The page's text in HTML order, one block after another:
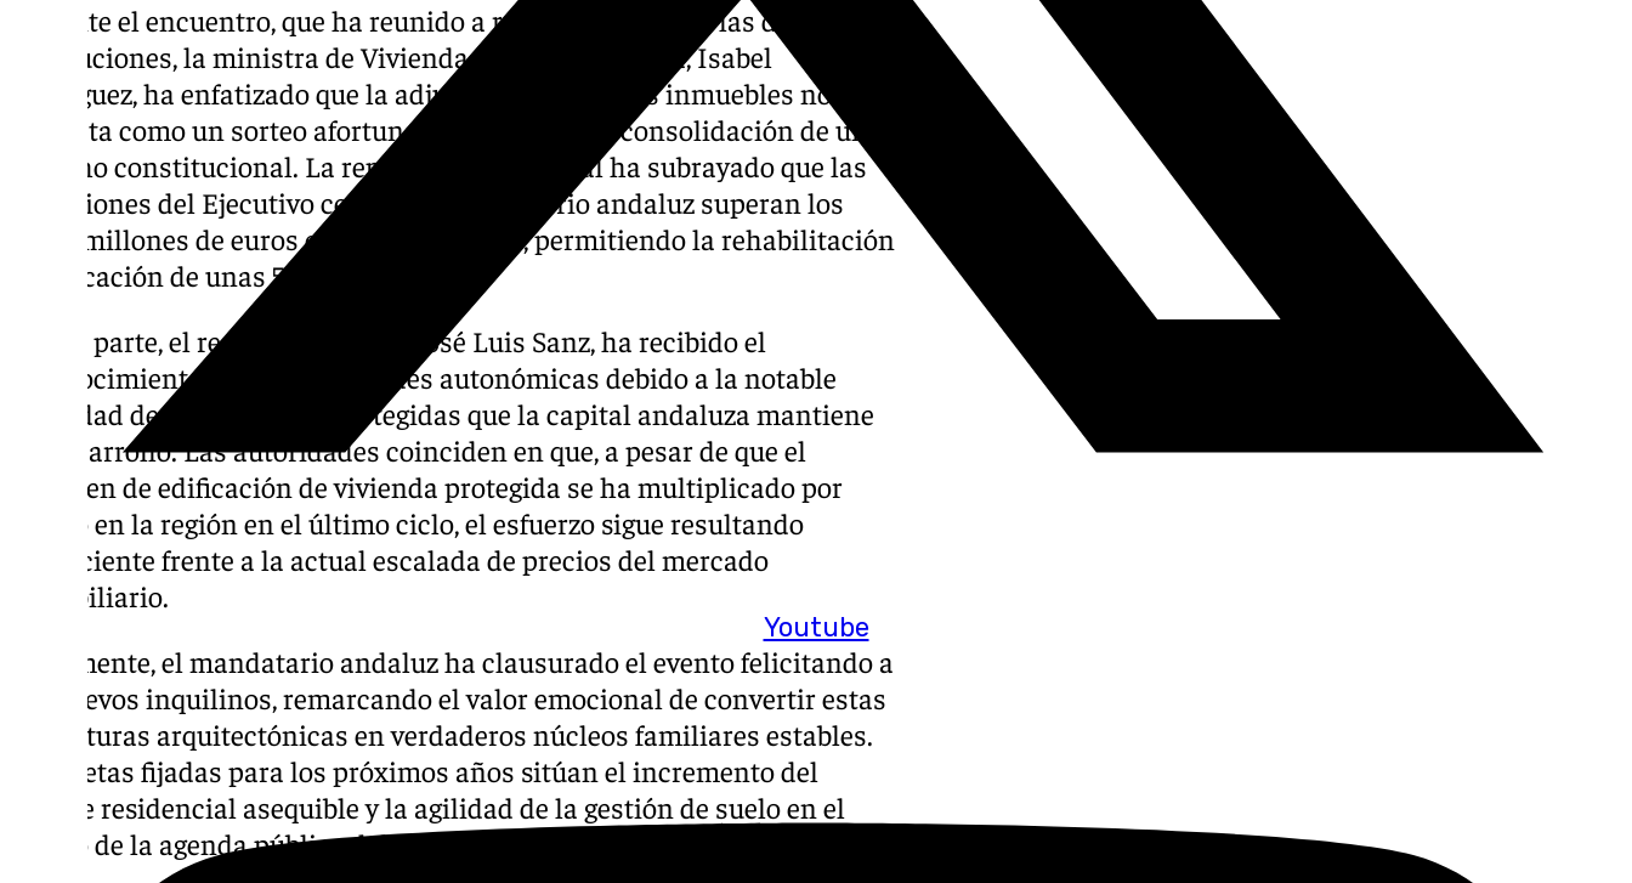
Youtube
Durante el encuentro, que ha reunido a representantes de las distintas
instituciones, la ministra de Vivienda y Agenda Urbana, Isabel
Rodríguez, ha enfatizado que la adjudicación de estos inmuebles no debe
ser vista como un sorteo afortunado, sino como la consolidación de un
derecho constitucional. La representante estatal ha subrayado que las
inversiones del Ejecutivo central en el territorio andaluz superan los
1.600 millones de euros en fases recientes, permitiendo la rehabilitación
y edificación de unas 53.000 viviendas.
Por su parte, el regidor sevillano, José Luis Sanz, ha recibido el
reconocimiento de las autoridades autonómicas debido a la notable
actividad de promociones protegidas que la capital andaluza mantiene
en desarrollo. Las autoridades coinciden en que, a pesar de que el
volumen de edificación de vivienda protegida se ha multiplicado por
cuatro en la región en el último ciclo, el esfuerzo sigue resultando
insuficiente frente a la actual escalada de precios del mercado
inmobiliario.
Finalmente, el mandatario andaluz ha clausurado el evento felicitando a
los nuevos inquilinos, remarcando el valor emocional de convertir estas
estructuras arquitectónicas en verdaderos núcleos familiares estables.
Las metas fijadas para los próximos años sitúan el incremento del
parque residencial asequible y la agilidad de la gestión de suelo en el
centro de la agenda pública del nuevo mandato.